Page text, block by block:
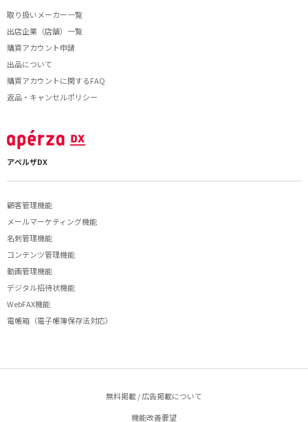
取り扱いメーカー一覧
出店企業（店舗）一覧
購買アカウント申請
出品について
購買アカウントに関するFAQ
返品・キャンセルポリシー
アペルザDX
顧客管理機能
メールマーケティング機能
名刺管理機能
コンテンツ管理機能
動画管理機能
デジタル招待状機能
WebFAX機能
電帳箱（電子帳簿保存法対応）
無料掲載 / 広告掲載について
機能改善要望